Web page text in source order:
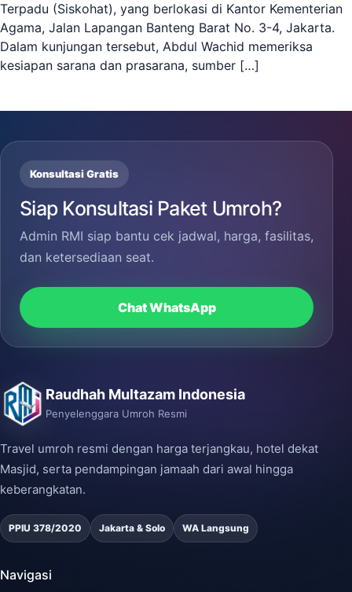
Terpadu (Siskohat), yang berlokasi di Kantor Kementerian
Agama, Jalan Lapangan Banteng Barat No. 3-4, Jakarta.
Dalam kunjungan tersebut, Abdul Wachid memeriksa
kesiapan sarana dan prasarana, sumber […]
Konsultasi Gratis
Siap Konsultasi Paket Umroh?
Admin RMI siap bantu cek jadwal, harga, fasilitas,
dan ketersediaan seat.
Chat WhatsApp
Raudhah Multazam Indonesia
Penyelenggara Umroh Resmi
Travel umroh resmi dengan harga terjangkau, hotel dekat
Masjid, serta pendampingan jamaah dari awal hingga
keberangkatan.
PPIU 378/2020 Jakarta & Solo WA Langsung
Navigasi